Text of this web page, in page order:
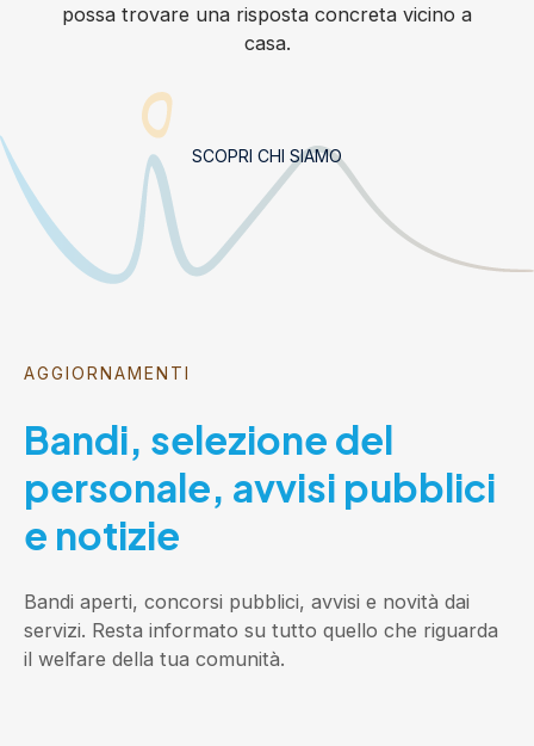
possa trovare una risposta concreta vicino a
casa.
SCOPRI CHI SIAMO
AGGIORNAMENTI
Bandi, selezione del
personale, avvisi pubblici
e notizie
Bandi aperti, concorsi pubblici, avvisi e novità dai
servizi. Resta informato su tutto quello che riguarda
il welfare della tua comunità.